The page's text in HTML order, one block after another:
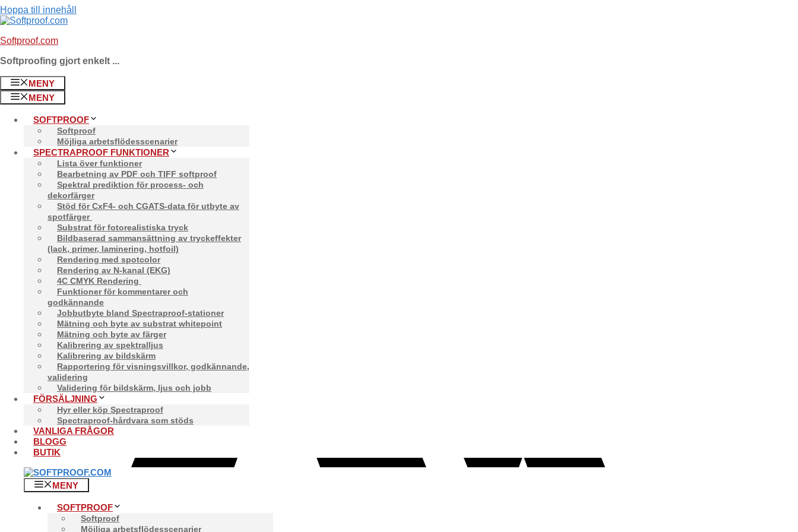
Hoppa till innehåll
Softproof.com
Softproofing gjort enkelt ...
MENY
MENY
SOFTPROOF
Softproof
Möjliga arbetsflödesscenarier
SPECTRAPROOF FUNKTIONER
Lista över funktioner
Bearbetning av PDF och TIFF softproof
Spektral prediktion för process- och
dekorfärger
Stöd för CxF4- och CGATS-data för utbyte av
spotfärger
Substrat för fotorealistiska tryck
Bildbaserad sammansättning av tryckeffekter
(lack, primer, laminering, hotfoil)
Rendering med spotcolor
Rendering av N-kanal (EKG)
4C CMYK Rendering
Funktioner för kommentarer och
godkännande
Jobbutbyte bland Spectraproof-stationer
Mätning och byte av substrat whitepoint
Mätning och byte av färger
Kalibrering av spektralljus
Kalibrering av bildskärm
Rapportering för visningsvillkor, godkännande,
validering
Validering för bildskärm, ljus och jobb
FÖRSÄLJNING
Hyr eller köp Spectraproof
Spectraproof-hårdvara som stöds
VANLIGA FRÅGOR
BLOGG
BUTIK
MENY
SOFTPROOF
Softproof
Möjliga arbetsflödesscenarier
Stilguide